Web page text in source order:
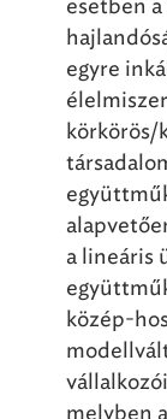
esetben
egyre
körkörös/
a lineáris
közép-
melyben